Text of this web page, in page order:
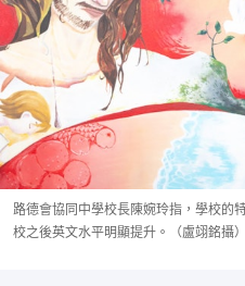
路德會協同中學校長陳婉玲指，學校的
校之後英文水平明顯提升。（盧翊銘攝）